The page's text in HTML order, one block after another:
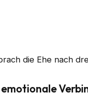
die Ehe nach